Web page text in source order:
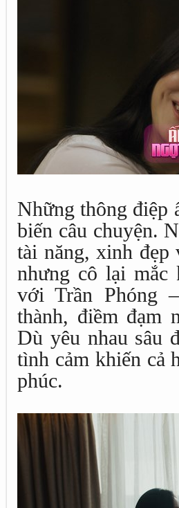
Những thông điệp
biến câu chuyện.
tài năng, xinh đẹp
nhưng cô lại mắc
với Trần Phóng
thành, điềm đạm
Dù yêu nhau sâu
tình cảm khiến cả
phúc.